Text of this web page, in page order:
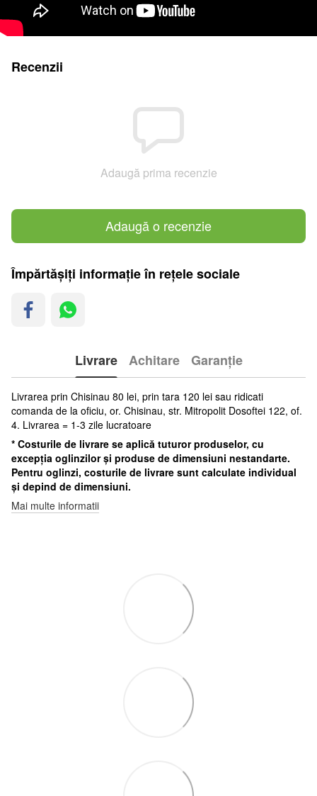
Recenzii
Adaugă prima recenzie
Adaugă o recenzie
Împărtășiți informație în rețele sociale
Livrare Achitare Garanție
Livrarea prin Chisinau 80 lei, prin tara 120 lei sau ridicati
comanda de la oficiu, or. Chisinau, str. Mitropolit Dosoftei 122, of.
4. Livrarea = 1-3 zile lucratoare
* Costurile de livrare se aplică tuturor produselor, cu
excepția oglinzilor și produse de dimensiuni nestandarte.
Pentru oglinzi, costurile de livrare sunt calculate individual
și depind de dimensiuni.
Mai multe informatii